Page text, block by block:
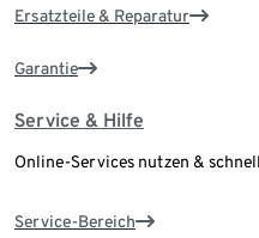
Ersatzteile & Reparatur
Garantie
Service & Hilfe
Online-Services nutzen &
Service-Bereich